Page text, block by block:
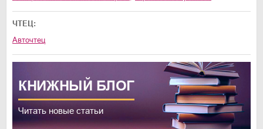
ЧТЕЦ:
Авточтец
КНИЖНЫЙ БЛОГ
Читать новые статьи